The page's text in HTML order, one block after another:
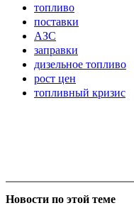
топливо
поставки
АЗС
заправки
дизельное топливо
рост цен
топливный кризис
Новости по этой теме